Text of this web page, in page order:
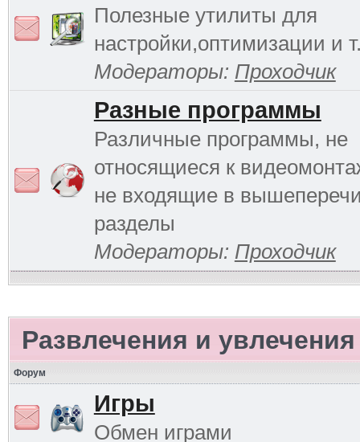
Полезные утилиты для
настройки,оптимизации и
Модераторы: Проходчик
Разные программы
Различные программы, не
относящиеся к
не входящие в
разделы
Модераторы: Проходчик
Развлечения и увлечения
Форум
Игры
Обмен играми